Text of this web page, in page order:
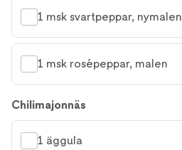
1 msk svartpeppar, nymalen
1 msk rosépeppar, malen
Chilimajonnäs
1 äggula